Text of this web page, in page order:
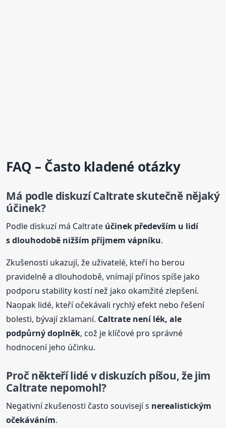
FAQ – Často kladené otázky
Má podle diskuzí Caltrate skutečně nějaký
účinek?
Podle diskuzí má Caltrate účinek především u lidí
s dlouhodobě nižším příjmem vápníku.
Zkušenosti ukazují, že uživatelé, kteří ho berou
pravidelně a dlouhodobě, vnímají přínos spíše jako
podporu stability kostí než jako okamžité zlepšení.
Naopak lidé, kteří očekávali rychlý efekt nebo řešení
bolesti, bývají zklamaní. Caltrate není lék, ale
podpůrný doplněk, což je klíčové pro správné
hodnocení jeho účinku.
Proč někteří lidé v diskuzích píšou, že jim
Caltrate nepomohl?
Negativní zkušenosti často souvisejí s nerealistickým
očekáváním.